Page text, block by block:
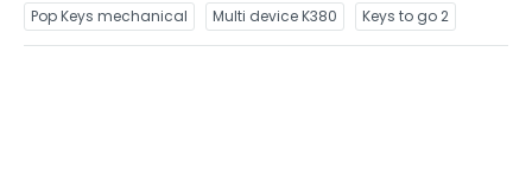
Pop Keys mechanical
Multi device K380 Keys to go 2